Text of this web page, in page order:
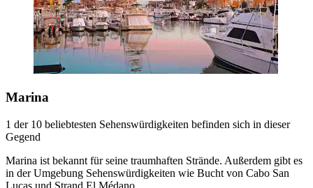
Marina
1 der 10 beliebtesten Sehenswürdigkeiten befinden sich in dieser
Gegend
Marina ist bekannt für seine traumhaften Strände. Außerdem gibt es
in der Umgebung Sehenswürdigkeiten wie Bucht von Cabo San
Lucas und Strand El Médano.